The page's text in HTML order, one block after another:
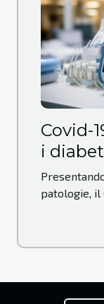
Covid-
i
patologie, il